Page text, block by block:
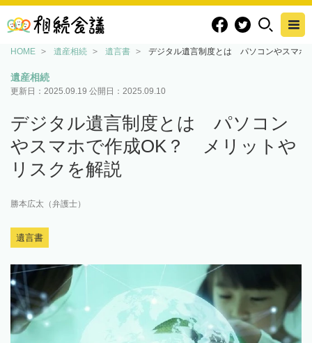
HOME 遺産相続 遺言書 デジタル遺言制度とは パソコンやスマ
遺産相続
更新日： 2025.09.19 公開日： 2025.09.10
デジタル遺言制度とは パソコン
やスマホで作成OK？ メリットや
リスクを解説
勝本広太（弁護士）
遺言書